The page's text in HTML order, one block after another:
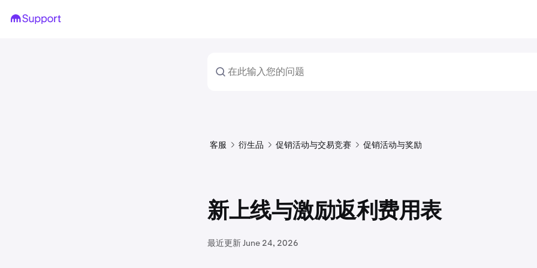
客服 衍生品 促销活动与交易竞赛 促销活动与奖励
新上线与激励返利费用表
最近更新June 24, 2026